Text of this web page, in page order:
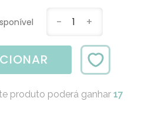
- 1 +
produto poderá ganhar 17